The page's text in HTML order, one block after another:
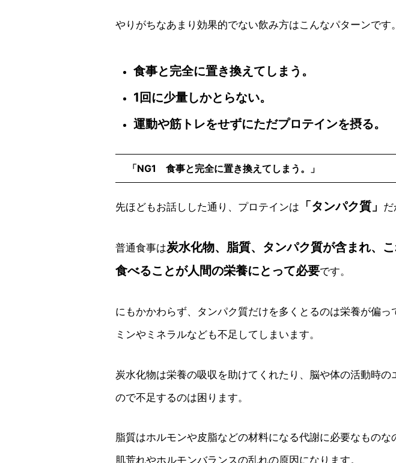
やりがちなあまり効果的でない飲み方はこんなパターンです。
食事と完全に置き換えてしまう。
1回に少量しかとらない。
運動や筋トレをせずにただプロテインを摂る。
「NG1 食事と完全に置き換えてしまう。」
先ほどもお話しした通り、プロテインは 「タンパク質」 だ
普通食事は炭水化物、脂質、タンパク質が含まれ、
食べることが人間の栄養にとって必要です。
にもかかわらず、タンパク質だけを多くとるのは栄養が偏っ
ミンやミネラルなども不足してしまいます。
炭水化物は栄養の吸収を助けてくれたり、脳や体の活動時の
ので不足するのは困ります。
脂質はホルモンや皮脂などの材料になる代謝に必要なものな
肌荒れやホルモンバランスの乱れの原因になります。